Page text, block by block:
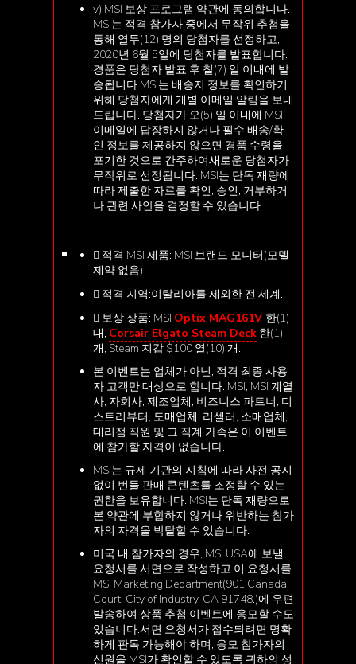
v) MSI 보상 프로그램 약관에 동의합니다.
MSI는 적격 참가자 중에서 무작위 추첨을
통해 열두(12) 명의 당첨자를 선정하고,
2020년 6월 5일에 당첨자를 발표합니다.
경품은 당첨자 발표 후 칠(7) 일 이내에 발
송됩니다.MSI는 배송지 정보를 확인하기
위해 당첨자에게 개별 이메일 알림을 보내
드립니다. 당첨자가 오(5) 일 이내에 MSI
이메일에 답장하지 않거나 필수 배송/확
인 정보를 제공하지 않으면 경품 수령을
포기한 것으로 간주하여새로운 당첨자가
무작위로 선정됩니다. MSI는 단독 재량에
따라 제출한 자료를 확인, 승인, 거부하거
나 관련 사안을 결정할 수 있습니다.
 적격 MSI 제품: MSI 브랜드 모니터(모델
제약 없음)
 적격 지역:이탈리아를 제외한 전 세계.
 보상 상품: MSI Optix MAG161V 한(1)
대, Corsair Elgato Steam Deck 한(1)
개, Steam 지갑 $100 열(10) 개.
본 이벤트는 업체가 아닌, 적격 최종 사용
자 고객만 대상으로 합니다. MSI, MSI 계열
사, 자회사, 제조업체, 비즈니스 파트너, 디
스트리뷰터, 도매업체, 리셀러, 소매업체,
대리점 직원 및 그 직계 가족은 이 이벤트
에 참가할 자격이 없습니다.
MSI는 규제 기관의 지침에 따라 사전 공지
없이 번들 판매 콘텐츠를 조정할 수 있는
권한을 보유합니다. MSI는 단독 재량으로
본 약관에 부합하지 않거나 위반하는 참가
자의 자격을 박탈할 수 있습니다.
미국 내 참가자의 경우, MSI USA에 보낼
요청서를 서면으로 작성하고 이 요청서를
MSI Marketing Department(901 Canada
Court, City of Industry, CA 91748.)에 우편
발송하여 상품 추첨 이벤트에 응모할 수도
있습니다.서면 요청서가 접수되려면 명확
하게 판독 가능해야 하며, 응모 참가자의
신원을 MSI가 확인할 수 있도록 귀하의 성